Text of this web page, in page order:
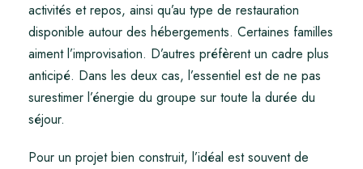
activités et repos, ainsi qu’au type de restauration
disponible autour des hébergements. Certaines familles
aiment l’improvisation. D’autres préfèrent un cadre plus
anticipé. Dans les deux cas, l’essentiel est de ne pas
surestimer l’énergie du groupe sur toute la durée du
séjour.
Pour un projet bien construit, l’idéal est souvent de